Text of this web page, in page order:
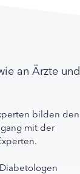
an Ärzte und
bilden den
mit der